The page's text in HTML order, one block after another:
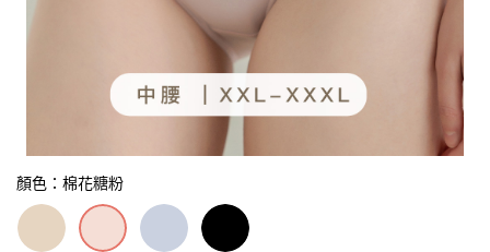
顏色：棉花糖粉